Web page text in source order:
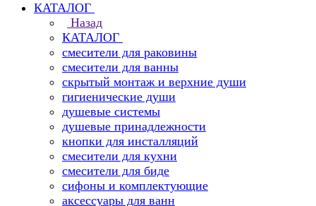
КАТАЛОГ
Назад
КАТАЛОГ
смесители для раковины
смесители для ванны
скрытый монтаж и верхние души
гигиенические души
душевые системы
душевые принадлежности
кнопки для инсталляций
смесители для кухни
смесители для биде
сифоны и комплектующие
аксессуары для ванн